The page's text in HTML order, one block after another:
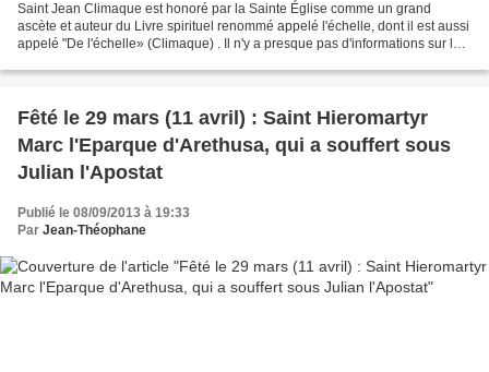
Saint Jean Climaque est honoré par la Sainte Église comme un grand
ascète et auteur du Livre spirituel renommé appelé l'échelle, dont il est aussi
appelé "De l'échelle» (Climaque) . Il n'y a presque pas d'informations sur les
Fêté le 29 mars (11 avril) : Saint Hieromartyr
Marc l'Eparque d'Arethusa, qui a souffert sous
Julian l'Apostat
Publié le 08/09/2013 à 19:33
Par Jean-Théophane